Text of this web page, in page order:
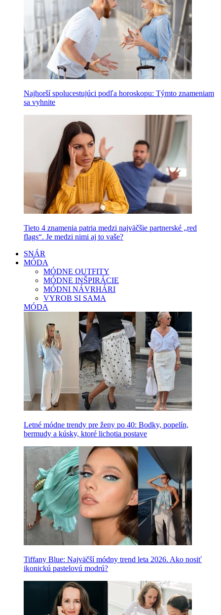
Najhorší spolucestujúci podľa horoskopu: Týmto znameniam
sa vyhnite
Tieto 4 znamenia patria medzi najväčšie partnerské „red
flags“. Je medzi nimi aj to vaše?
SNÁR
MÓDA
MÓDNE OUTFITY
MÓDNE INŠPIRÁCIE
MÓDNI NÁVRHÁRI
VYROB SI SAMA
MÓDA
Letné módne trendy pre ženy po 40: Bodky, popelín,
bermudy a kúsky, ktoré lichotia postave
Tiffany Blue: Najväčší módny trend leta 2026. Ako nosiť
ikonickú pastelovú modrú?